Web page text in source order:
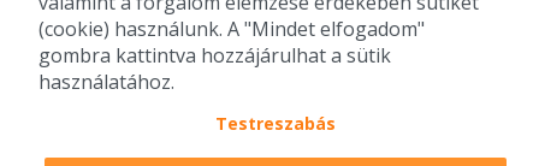
Pizza, gyros, hamburger, menük kedvező áron, egy helyen az összes
étterem ajánlata.
(cookie) használunk. A "Mindet elfogadom"
gombra kattintva hozzájárulhat a sütik
használatához.
Testreszabás